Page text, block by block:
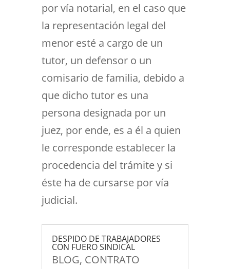
por vía notarial, en el caso que
la representación legal del
menor esté a cargo de un
tutor, un defensor o un
comisario de familia, debido a
que dicho tutor es una
persona designada por un
juez, por ende, es a él a quien
le corresponde establecer la
procedencia del trámite y si
éste ha de cursarse por vía
judicial.
DESPIDO DE TRABAJADORES
CON FUERO SINDICAL
BLOG, CONTRATO